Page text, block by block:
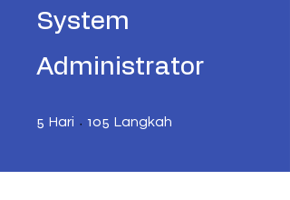
System
Administrator
5 Hari 105 Langkah